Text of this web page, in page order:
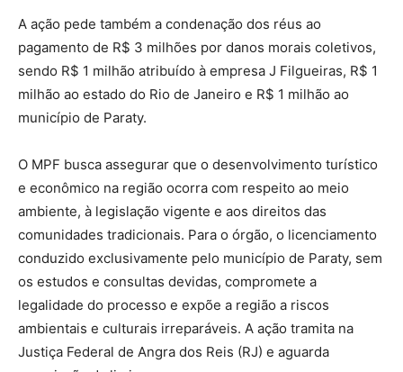
A ação pede também a condenação dos réus ao
pagamento de R$ 3 milhões por danos morais coletivos,
sendo R$ 1 milhão atribuído à empresa J Filgueiras, R$ 1
milhão ao estado do Rio de Janeiro e R$ 1 milhão ao
município de Paraty.
O MPF busca assegurar que o desenvolvimento turístico
e econômico na região ocorra com respeito ao meio
ambiente, à legislação vigente e aos direitos das
comunidades tradicionais. Para o órgão, o licenciamento
conduzido exclusivamente pelo município de Paraty, sem
os estudos e consultas devidas, compromete a
legalidade do processo e expõe a região a riscos
ambientais e culturais irreparáveis. A ação tramita na
Justiça Federal de Angra dos Reis (RJ) e aguarda